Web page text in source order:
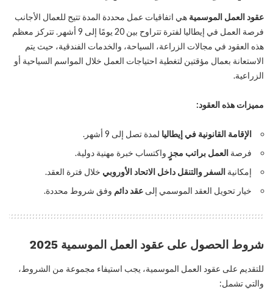
عقود العمل الموسمية هي اتفاقيات عمل محددة المدة تتيح للعمال الأجانب
فرصة العمل في إيطاليا لفترة تتراوح بين 20 يومًا إلى 9 أشهر. تتركز معظم
هذه العقود في مجالات الزراعة، السياحة، والخدمات الفندقية، حيث يتم
الاستعانة بعمال مؤقتين لتغطية احتياجات العمل خلال المواسم السياحية أو
الزراعية.
مميزات هذه العقود:
الإقامة القانونية في إيطاليا لمدة تصل إلى 9 أشهر.
فرصةالعمل براتب مجزٍ واكتساب خبرة مهنية دولية.
إمكانيةالسفر والتنقل داخل الاتحاد الأوروبي خلال فترة العقد.
خيار تحويل العقد الموسمي إلىعقد دائم وفق شروط محددة.
شروط الحصول على عقود العمل الموسمية 2025
للتقديم على عقود العمل الموسمية، يجب استيفاء مجموعة من الشروط،
والتي تشمل: